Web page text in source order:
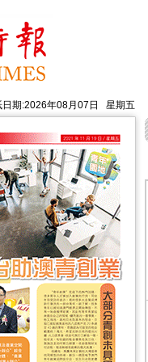
日期:2026年08月07日 星期五